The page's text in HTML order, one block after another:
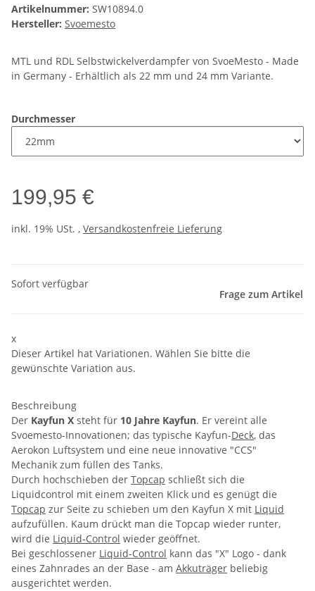
Artikelnummer: SW10894.0
Hersteller: Svoemesto
MTL und RDL Selbstwickelverdampfer von SvoeMesto - Made
in Germany - Erhältlich als 22 mm und 24 mm Variante.
Durchmesser
199,95 €
inkl. 19% USt. , Versandkostenfreie Lieferung
Sofort verfügbar
Frage zum Artikel
x
Dieser Artikel hat Variationen. Wählen Sie bitte die
gewünschte Variation aus.
Beschreibung
Der Kayfun X steht für 10 Jahre Kayfun. Er vereint alle
Svoemesto-Innovationen; das typische Kayfun-Deck, das
Aerokon Luftsystem und eine neue innovative "CCS"
Mechanik zum füllen des Tanks.
Durch hochschieben der Topcap schließt sich die
Liquidcontrol mit einem zweiten Klick und es genügt die
Topcap zur Seite zu schieben um den Kayfun X mit Liquid
aufzufüllen. Kaum drückt man die Topcap wieder runter,
wird die Liquid-Control wieder geöffnet.
Bei geschlossener Liquid-Control kann das "X" Logo - dank
eines Zahnrades an der Base - am Akkuträger beliebig
ausgerichtet werden.